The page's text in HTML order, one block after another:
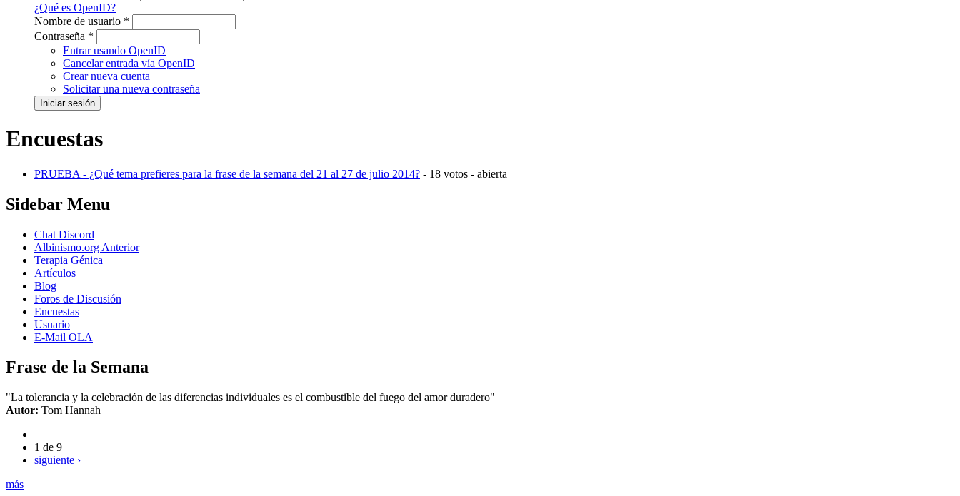
¿Qué es OpenID?
Nombre de usuario *
Contraseña *
Entrar usando OpenID
Cancelar entrada vía OpenID
Crear nueva cuenta
Solicitar una nueva contraseña
Encuestas
PRUEBA - ¿Qué tema prefieres para la frase de la semana del 21 al 27 de julio 2014? - 18 votos - abierta
Sidebar Menu
Chat Discord
Albinismo.org Anterior
Terapia Génica
Artículos
Blog
Foros de Discusión
Encuestas
Usuario
E-Mail OLA
Frase de la Semana
"La tolerancia y la celebración de las diferencias individuales es el combustible del fuego del amor duradero"
Autor: Tom Hannah
1 de 9
siguiente ›
más